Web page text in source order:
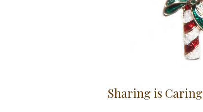
Sharing is Caring